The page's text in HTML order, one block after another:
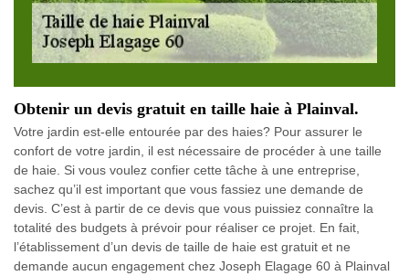
Obtenir un devis gratuit en taille haie à Plainval.
Votre jardin est-elle entourée par des haies? Pour assurer le
confort de votre jardin, il est nécessaire de procéder à une taille
de haie. Si vous voulez confier cette tâche à une entreprise,
sachez qu’il est important que vous fassiez une demande de
devis. C’est à partir de ce devis que vous puissiez connaître la
totalité des budgets à prévoir pour réaliser ce projet. En fait,
l’établissement d’un devis de taille de haie est gratuit et ne
demande aucun engagement chez Joseph Elagage 60 à Plainval